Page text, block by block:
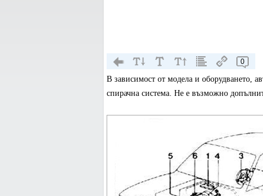
0
В зависимост от модела и оборудването,
спирачна система. Не е възможно